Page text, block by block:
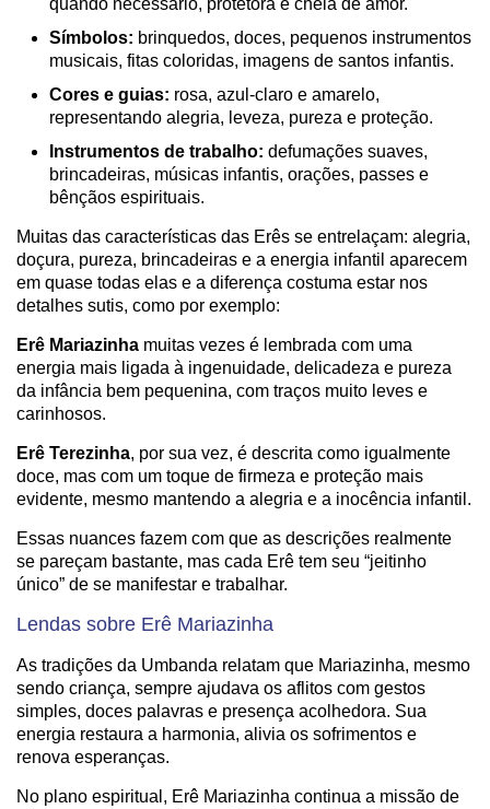
quando necessário, protetora e cheia de amor.
Símbolos: brinquedos, doces, pequenos instrumentos
musicais, fitas coloridas, imagens de santos infantis.
Cores e guias: rosa, azul-claro e amarelo,
representando alegria, leveza, pureza e proteção.
Instrumentos de trabalho: defumações suaves,
brincadeiras, músicas infantis, orações, passes e
bênçãos espirituais.
Muitas das características das Erês se entrelaçam: alegria,
doçura, pureza, brincadeiras e a energia infantil aparecem
em quase todas elas e a diferença costuma estar nos
detalhes sutis, como por exemplo:
Erê Mariazinha muitas vezes é lembrada com uma
energia mais ligada à ingenuidade, delicadeza e pureza
da infância bem pequenina, com traços muito leves e
carinhosos.
Erê Terezinha, por sua vez, é descrita como igualmente
doce, mas com um toque de firmeza e proteção mais
evidente, mesmo mantendo a alegria e a inocência infantil.
Essas nuances fazem com que as descrições realmente
se pareçam bastante, mas cada Erê tem seu “jeitinho
único” de se manifestar e trabalhar.
Lendas sobre Erê Mariazinha
As tradições da Umbanda relatam que Mariazinha, mesmo
sendo criança, sempre ajudava os aflitos com gestos
simples, doces palavras e presença acolhedora. Sua
energia restaura a harmonia, alivia os sofrimentos e
renova esperanças.
No plano espiritual, Erê Mariazinha continua a missão de